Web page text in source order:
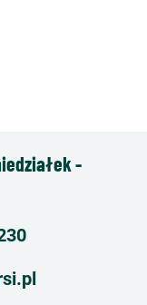
-